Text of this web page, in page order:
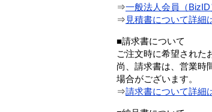
⇒一般法人会員（
⇒ 見積書について詳細
■請求書について
ご注文時に希望された
尚、請求書は、営業時
場合がございます。
⇒請求書について詳細